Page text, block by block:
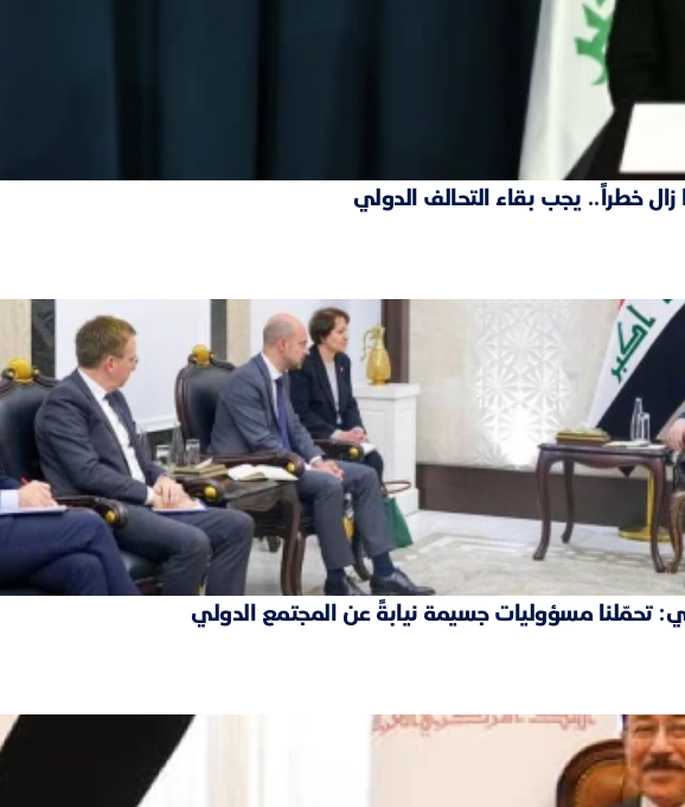
خطراً.. يجب بقاء التحالف الدولي
تحمّلنا مسؤوليات جسيمة نيابةً عن المجتمع الدولي